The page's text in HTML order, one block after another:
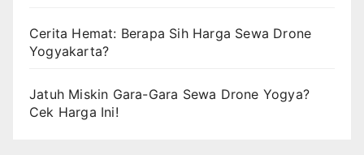
Cerita Hemat: Berapa Sih Harga Sewa Drone
Yogyakarta?
Jatuh Miskin Gara-Gara Sewa Drone Yogya?
Cek Harga Ini!